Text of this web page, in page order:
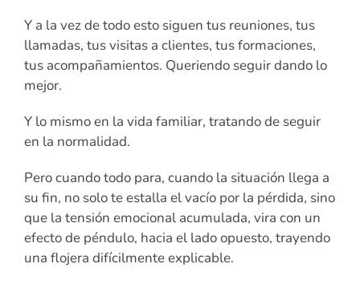
Y a la vez de todo esto siguen tus reuniones, tus
llamadas, tus visitas a clientes, tus formaciones,
tus acompañamientos. Queriendo seguir dando lo
mejor.
Y lo mismo en la vida familiar, tratando de seguir
en la normalidad.
Pero cuando todo para, cuando la situación llega a
su fin, no solo te estalla el vacío por la pérdida, sino
que la tensión emocional acumulada, vira con un
efecto de péndulo, hacia el lado opuesto, trayendo
una flojera difícilmente explicable.